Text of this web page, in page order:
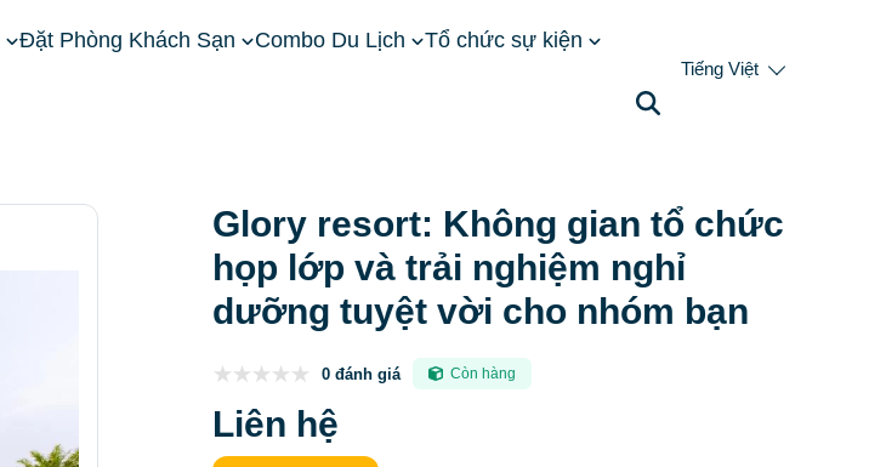
Đặt Phòng Khách Sạn Combo Du Lịch Tổ chức sự kiện
Tiếng Việt
Glory resort: Không gian tổ chức
họp lớp và trải nghiệm nghỉ
dưỡng tuyệt vời cho nhóm bạn
0 đánh giá Còn hàng
Liên hệ